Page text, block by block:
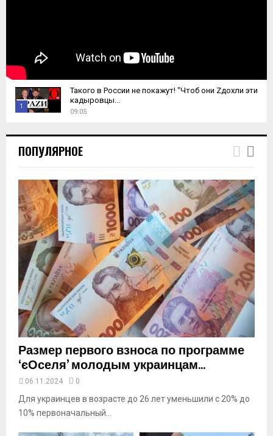
1
h
u
a
y
u
e
Такого в России не покажут! "Чтоб они Zдохли эти
кадыровцы...
09:05
ПОПУЛЯРНОЕ
Размер первого взноса по программе
‘єОселя’ молодым украинцам...
06.11.2024 0
Для украинцев в возрасте до 26 лет уменьшили с 20% до
10% первоначальный...